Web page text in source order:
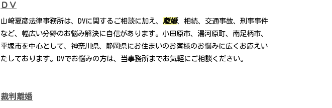
ＤＶ
山﨑夏彦法律事務所は、DVに関するご相談に加え、 離婚、相続、交通事故、刑事事件
など、幅広い分野のお悩み解決に自信があります。小田原市、湯河原町、南足柄市、
平塚市を中心として、神奈川県、静岡県にお住まいのお客様のお悩みに広くお応えい
たしております。DVでお悩みの方は、当事務所までお気軽にご相談ください。
裁判離婚